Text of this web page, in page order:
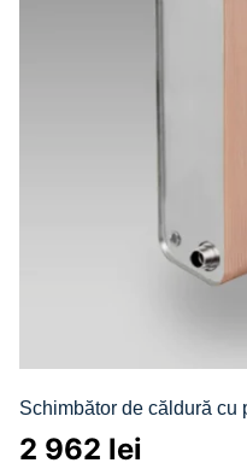
Schimbător de căldură cu
2 962 lei